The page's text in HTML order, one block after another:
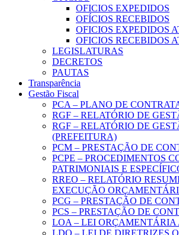
OFICIOS EXPEDIDOS
OFÍCIOS RECEBIDOS
OFICIOS EXPEDIDOS
OFICIOS RECEBIDOS
LEGISLATURAS
DECRETOS
PAUTAS
Transparência
Gestão Fiscal
PCA – PLANO DE
RGF – RELATÓRIO DE
RGF – RELATÓRIO DE
(PREFEITURA)
PCM – PRESTAÇÃO DE
PCPE – PROCEDIMENTOS
PATRIMONIAIS E
RREO – RELATÓRIO
EXECUÇÃO
PCG – PRESTAÇÃO DE
PCS – PRESTAÇÃO DE
LOA – LEI
LDO – LEI DE DIRETRIZES